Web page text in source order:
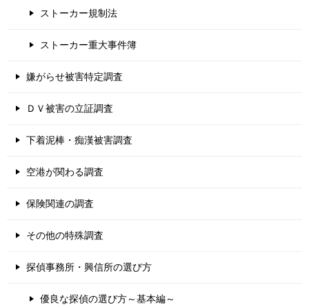
ストーカー規制法
ストーカー重大事件簿
嫌がらせ被害特定調査
ＤＶ被害の立証調査
下着泥棒・痴漢被害調査
空港が関わる調査
保険関連の調査
その他の特殊調査
探偵事務所・興信所の選び方
優良な探偵の選び方～基本編～